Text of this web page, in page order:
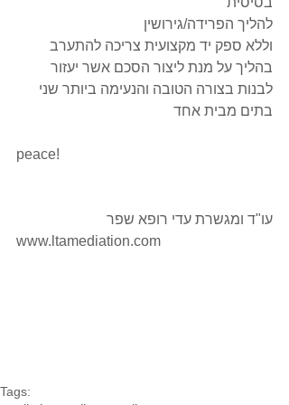
להליך הפרידה/גירושין
וללא ספק יד מקצועית צריכה להתערב
בהליך על מנת ליצור הסכם אשר יעזור
לבנות בצורה הטובה והנעימה ביותר שני
בתים מבית אחד
peace!
עו"ד ומגשרת עדי רופא שפר
www.ltamediation.com
Tags: